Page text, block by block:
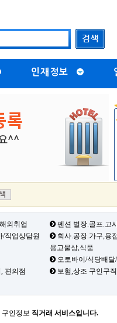
인재정보
외취업 펜션 별장.골프.고
직업상담원
회사.공장.가구,용
용고물상,식품
오토바이/식당배달
편의점 보험,상조 구인구직
구인정보 직거래 서비스입니다.